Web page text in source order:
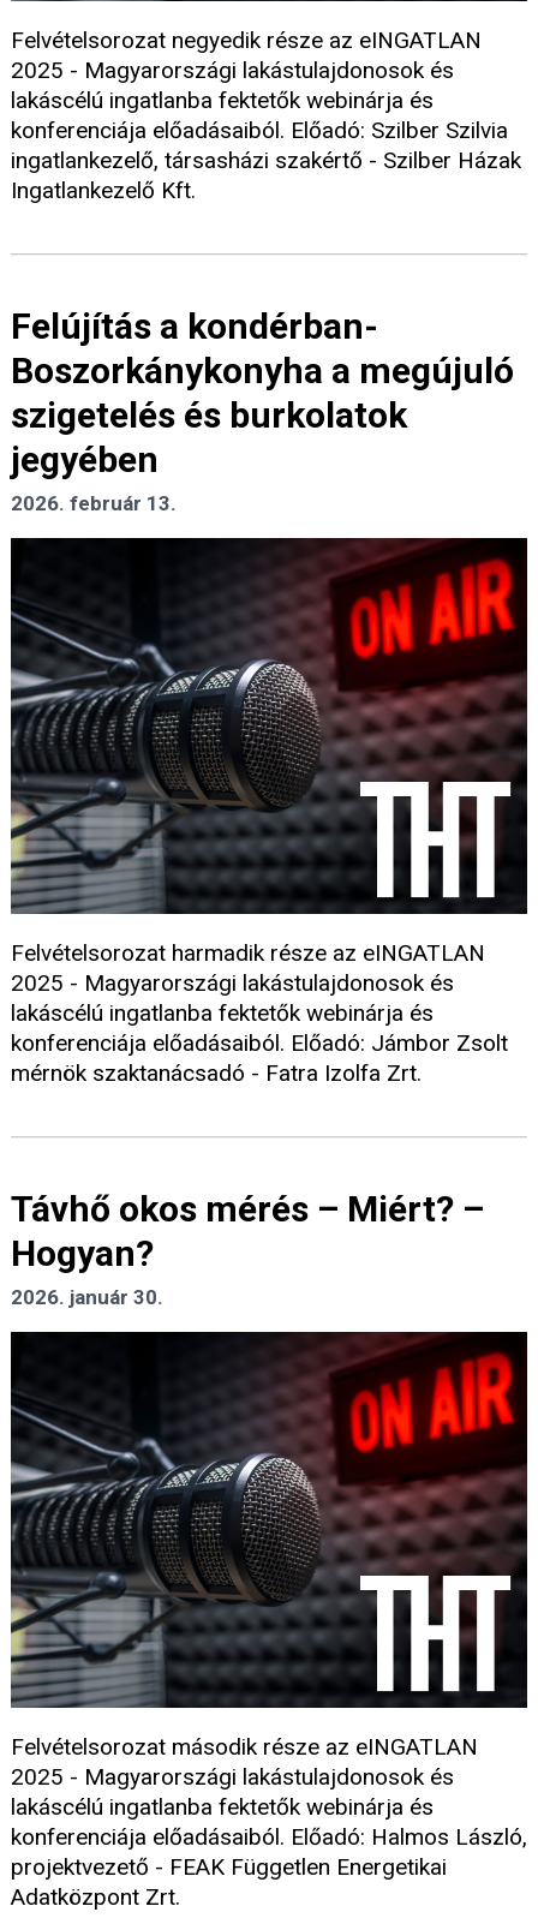
Felvételsorozat negyedik része az eINGATLAN
2025 - Magyarországi lakástulajdonosok és
lakáscélú ingatlanba fektetők webinárja és
konferenciája előadásaiból. Előadó: Szilber Szilvia
ingatlankezelő, társasházi szakértő - Szilber Házak
Ingatlankezelő Kft.
Felújítás a kondérban-
Boszorkánykonyha a megújuló
szigetelés és burkolatok
jegyében
2026. február 13.
Felvételsorozat harmadik része az eINGATLAN
2025 - Magyarországi lakástulajdonosok és
lakáscélú ingatlanba fektetők webinárja és
konferenciája előadásaiból. Előadó: Jámbor Zsolt
mérnök szaktanácsadó - Fatra Izolfa Zrt.
Távhő okos mérés – Miért? –
Hogyan?
2026. január 30.
Felvételsorozat második része az eINGATLAN
2025 - Magyarországi lakástulajdonosok és
lakáscélú ingatlanba fektetők webinárja és
konferenciája előadásaiból. Előadó: Halmos László,
projektvezető - FEAK Független Energetikai
Adatközpont Zrt.